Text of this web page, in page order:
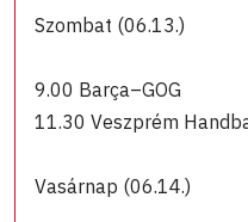
Szombat (06.13.)
9.00 Barça–GOG
11.30 Veszprém
Vasárnap (06.14.)